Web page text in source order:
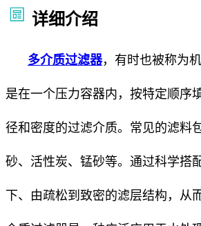
详细介绍
多介质过滤器，有时也被称为
是在一个压力容器内，按特定顺序
径和密度的过滤介质。常见的滤料
砂、活性炭、锰砂等。通过科学搭
下、由疏松到致密的滤层结构，从